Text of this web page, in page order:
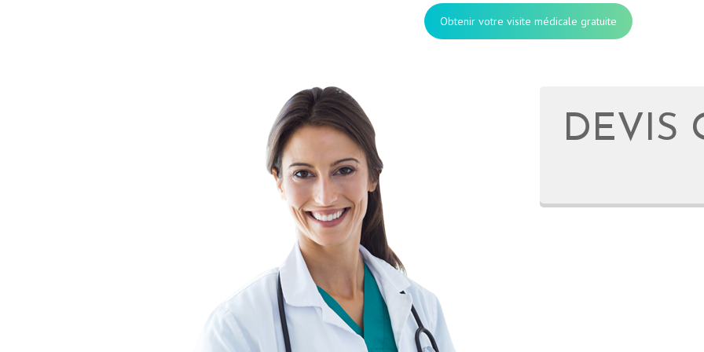
Obtenir votre visite médicale gratuite
DEVIS